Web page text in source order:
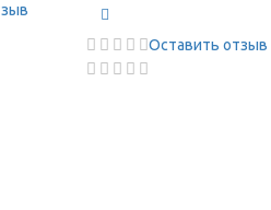
Оставить отзыв